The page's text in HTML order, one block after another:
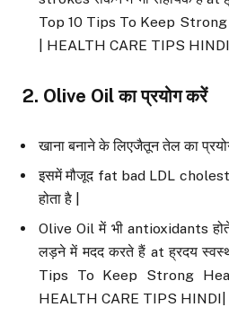
Top 10 Tips To Keep
| HEALTH CARE TIPS HINDI |
2. Olive Oilका प्रयोग करें
खाना बनाने के लिएजैतून तेल का
इसमें मौजूद fat bad LDL
होता है |
Olive Oil में भी antioxidants होते
लड़ने में मदद करते हैं at ह्रदय
Tips To Keep Strong
HEALTH CARE TIPS HINDI|